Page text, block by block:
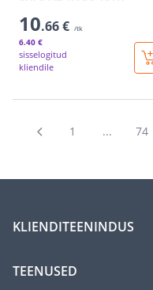
10.66 € /tk
6.40 €
sisselogitud
kliendile
1 ... 74
KLIENDITEENINDUS
TEENUSED